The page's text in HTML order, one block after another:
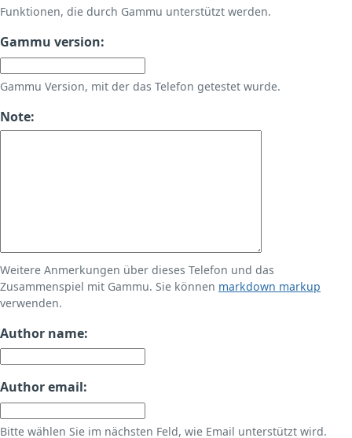
Funktionen, die durch Gammu unterstützt werden.
Gammu version:
Gammu Version, mit der das Telefon getestet wurde.
Note:
Weitere Anmerkungen über dieses Telefon und das
Zusammenspiel mit Gammu. Sie können markdown markup
verwenden.
Author name:
Author email:
Bitte wählen Sie im nächsten Feld, wie Email unterstützt wird.